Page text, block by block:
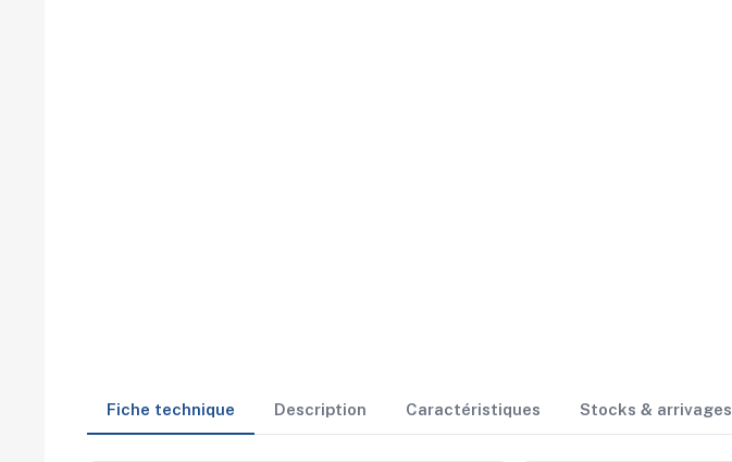
Fiche technique Description Caractéristiques Stocks & arrivages